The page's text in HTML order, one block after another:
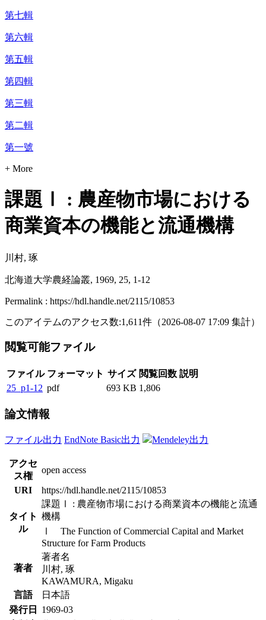
第七輯
第六輯
第五輯
第四輯
第三輯
第二輯
第一號
+ More
課題Ⅰ : 農産物市場における
商業資本の機能と流通機構
川村, 琢
北海道大学農経論叢, 1969, 25, 1-12
Permalink : https://hdl.handle.net/2115/10853
このアイテムのアクセス数:1,611件 （2026-08-07 17:09 集計）
閲覧可能ファイル
ファイル フォーマット サイズ 閲覧回数 説明
25_p1-12 pdf 693 KB 1,806
論文情報
ファイル出力 EndNote Basic出力 Mendeley出力
アクセ
ス権
open access
URI
https://hdl.handle.net/2115/10853
タイト
ル
課題Ⅰ : 農産物市場における商業資本の機能と流通
機構
Ⅰ The Function of Commercial Capital and Market
Structure for Farm Products
著者
著者名
川村, 琢
KAWAMURA, Migaku
言語
日本語
発行日
1969-03